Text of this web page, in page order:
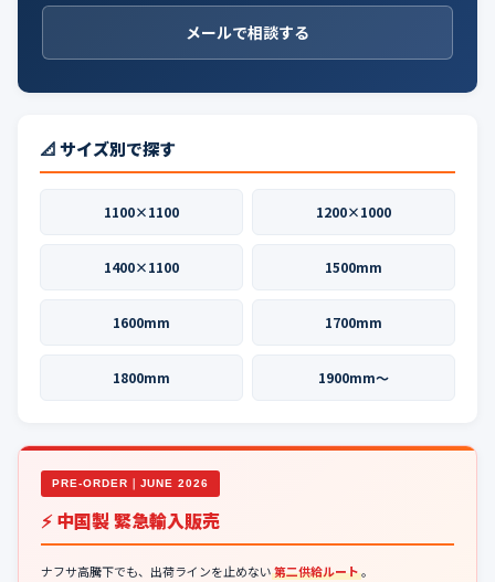
メールで相談する
📐 サイズ別で探す
1100×1100 1200×1000
1400×1100 1500mm
1600mm 1700mm
1800mm 1900mm〜
PRE-ORDER｜JUNE 2026
⚡ 中国製 緊急輸入販売
ナフサ高騰下でも、出荷ラインを止めない第二供給ルート。